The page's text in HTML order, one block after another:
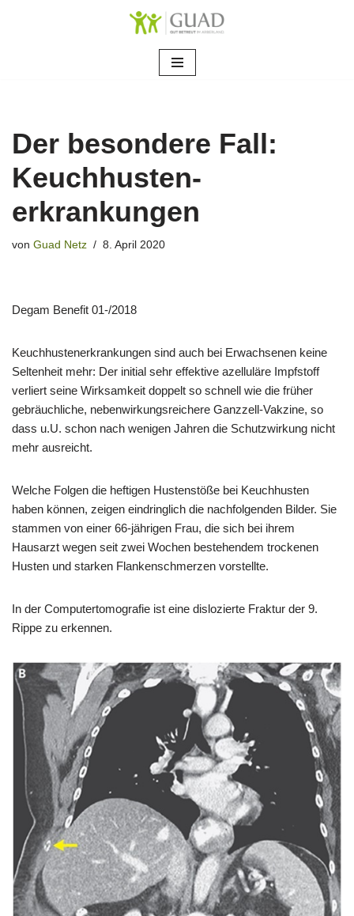
Der besondere Fall:
Keuchhusten-
erkrankungen
von Guad Netz 8. April 2020
Degam Benefit 01-/2018
Keuchhustenerkrankungen sind auch bei Erwachsenen keine
Seltenheit mehr: Der initial sehr effektive azelluläre Impfstoff
verliert seine Wirksamkeit doppelt so schnell wie die früher
gebräuchliche, nebenwirkungsreichere Ganzzell-Vakzine, so
dass u.U. schon nach wenigen Jahren die Schutzwirkung nicht
mehr ausreicht.
Welche Folgen die heftigen Hustenstöße bei Keuchhusten
haben können, zeigen eindringlich die nachfolgenden Bilder. Sie
stammen von einer 66-jährigen Frau, die sich bei ihrem
Hausarzt wegen seit zwei Wochen bestehendem trockenen
Husten und starken Flankenschmerzen vorstellte.
In der Computertomografie ist eine dislozierte Fraktur der 9.
Rippe zu erkennen.